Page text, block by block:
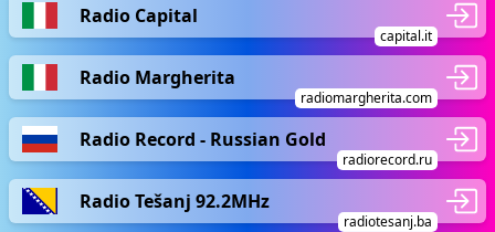
Radio Capital
capital.it
Radio Margherita
radiomargherita.com
Radio Record - Russian Gold
radiorecord.ru
Radio Tešanj 92.2MHz
radiotesanj.ba